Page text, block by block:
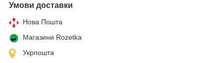
Умови доставки
Нова Пошта
Магазини Rozetka
Укрпошта